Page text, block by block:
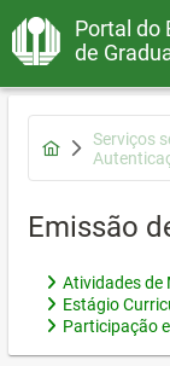
Portal do
de
Serviços
Emissão
Atividades de
Estágio
Participação